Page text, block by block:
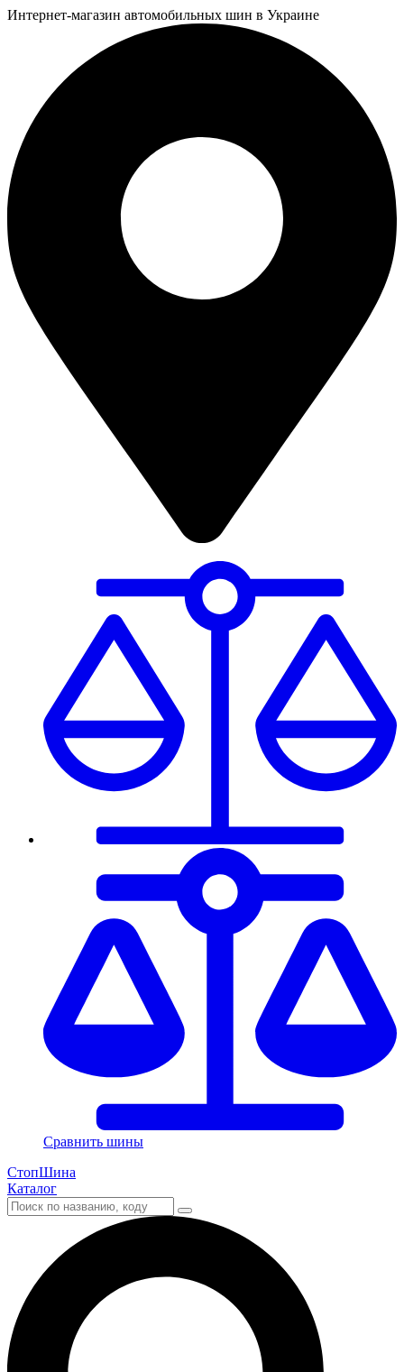
Интернет-магазин автомобильных шин в Украине
Сравнить шины
СтопШина
Каталог